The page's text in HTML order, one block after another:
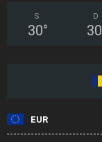
S
30°
D
30
EUR